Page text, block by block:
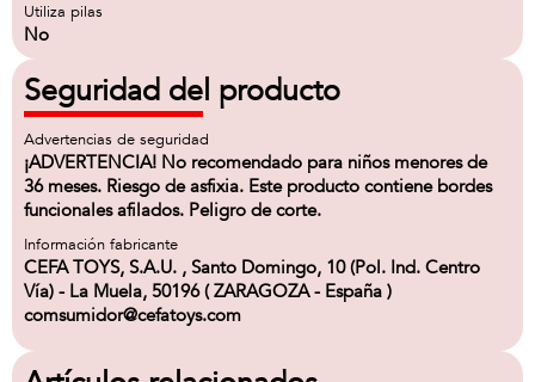
Utiliza pilas
No
Seguridad del producto
Advertencias de seguridad
¡ADVERTENCIA! No recomendado para niños menores de
36 meses. Riesgo de asfixia. Este producto contiene bordes
funcionales afilados. Peligro de corte.
Información fabricante
CEFA TOYS, S.A.U. , Santo Domingo, 10 (Pol. Ind. Centro
Vía) - La Muela, 50196 ( ZARAGOZA - España )
comsumidor@cefatoys.com